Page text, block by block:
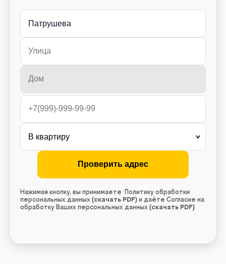
Патрушева
Нажимая кнопку, вы принимаете Политику обработки
персональных данных (скачать PDF) и даёте Согласие на
обработку Ваших персональных данных (скачать PDF)